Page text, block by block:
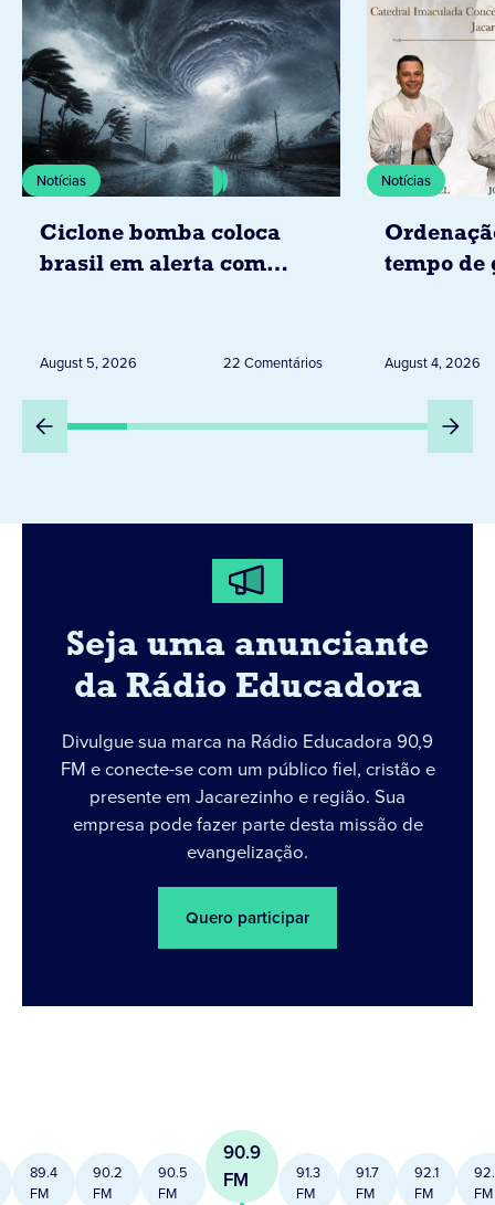
Notícias
Ciclone bomba coloca
brasil em alerta com
dias 6 e 8 de agosto
August 5, 2026 22 Comentários
Notícias
tempo de
August 4, 2026
Seja uma anunciante
da Rádio Educadora
Divulgue sua marca na Rádio Educadora 90,9
FM e conecte-se com um público fiel, cristão e
presente em Jacarezinho e região. Sua
empresa pode fazer parte desta missão de
evangelização.
Quero participar
89.4
FM
90.2
FM
90.5
FM
90.9
FM
91.3
FM
91.7
FM
92.1
FM
FM